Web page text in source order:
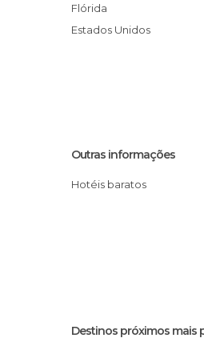
Flórida
Estados Unidos
Outras informações
Hotéis baratos
Destinos próximos mais